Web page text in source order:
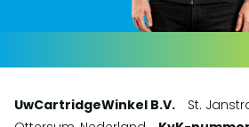
UwCartridgeWinkel B.V.
St.